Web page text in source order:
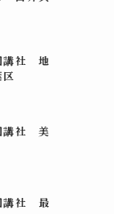
講社 地
講社 美
講社 最